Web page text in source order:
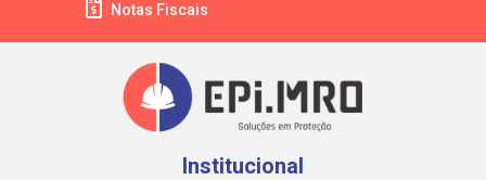
Notas Fiscais
Institucional